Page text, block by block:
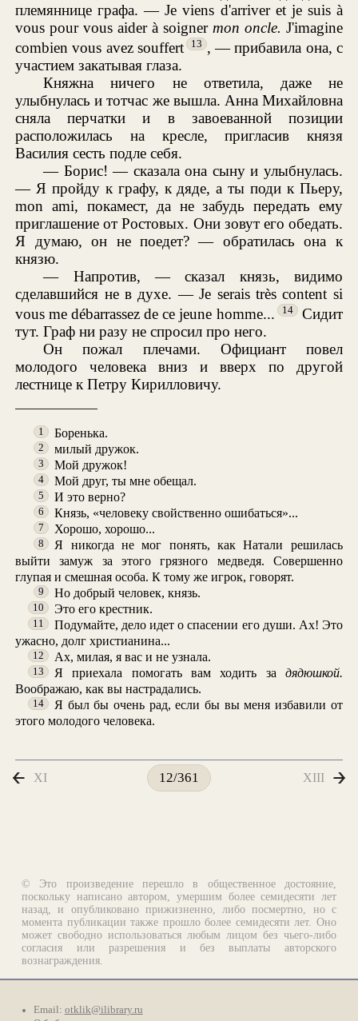
племяннице графа. — Je viens d'arriver et je suis à
vous pour vous aider à soigner mon oncle. J'imagine
combien vous avez souffert
13 , — прибавила она, с
участием закатывая глаза.
Княжна ничего не ответила, даже не
улыбнулась и тотчас же вышла. Анна Михайловна
сняла перчатки и в завоеванной позиции
расположилась на кресле, пригласив князя
Василия сесть подле себя.
— Борис! — сказала она сыну и улыбнулась.
— Я пройду к графу, к дяде, а ты поди к Пьеру,
mon ami, покамест, да не забудь передать ему
приглашение от Ростовых. Они зовут его обедать.
Я думаю, он не поедет? — обратилась она к
князю.
— Напротив, — сказал князь, видимо
сделавшийся не в духе. — Je serais très content si
vous me débarrassez de ce jeune homme...
14 Сидит
тут. Граф ни разу не спросил про него.
Он пожал плечами. Официант повел
молодого человека вниз и вверх по другой
лестнице к Петру Кирилловичу.
1 Боренька.
2 милый дружок.
3 Мой дружок!
4 Мой друг, ты мне обещал.
5 И это верно?
6 Князь, «человеку свойственно ошибаться»...
7 Хорошо, хорошо...
8
Я никогда не мог понять, как Натали решилась
выйти замуж за этого грязного медведя. Совершенно
глупая и смешная особа. К тому же игрок, говорят.
9 Но добрый человек, князь.
10 Это его крестник.
11
Подумайте, дело идет о спасении его души. Ах! Это
ужасно, долг христианина...
12 Ах, милая, я вас и не узнала.
13 Я приехала помогать вам ходить за дядюшкой.
Воображаю, как вы настрадались.
14
Я был бы очень рад, если бы вы меня избавили от
этого молодого человека.
XI 12/361 XIII
© Это произведение перешло в общественное достояние,
поскольку написано автором, умершим более семидесяти лет
назад, и опубликовано прижизненно, либо посмертно, но с
момента публикации также прошло более семидесяти лет. Оно
может свободно использоваться любым лицом без чьего-либо
согласия или разрешения и без выплаты авторского
вознаграждения.
Email: otklik@ilibrary.ru